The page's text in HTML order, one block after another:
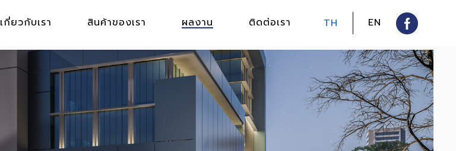
เกี่ยวกับเรา สินค้าของเรา ผลงาน ติดต่อเรา TH EN